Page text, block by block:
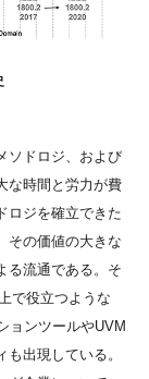
ソドロジ、および
な時間と労力が費
ロジを確立できた
その価値の大きな
る流通である。そ
で役立つような
ョンツールやUVM
出現している。